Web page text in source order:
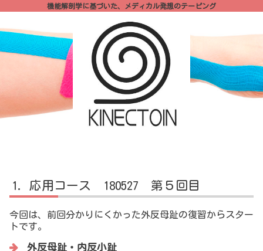
機能解剖学に基づいた、メディカル発想のテーピング
応用コース 180527 第５回目
今回は、前回分かりにくかった外反母趾の復習からスター
トです。
外反母趾・内反小趾